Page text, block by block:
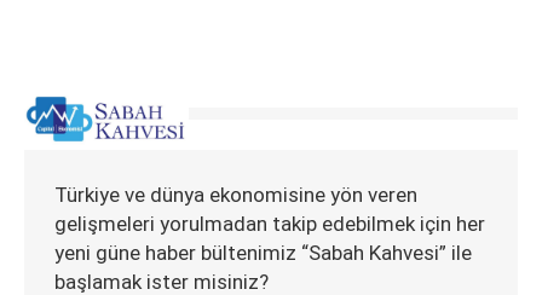
Türkiye ve dünya ekonomisine yön veren
gelişmeleri yorulmadan takip edebilmek için her
yeni güne haber bültenimiz “Sabah Kahvesi” ile
başlamak ister misiniz?